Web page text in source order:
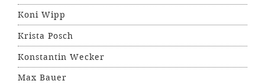
Koni Wipp
Krista Posch
Konstantin Wecker
Max Bauer